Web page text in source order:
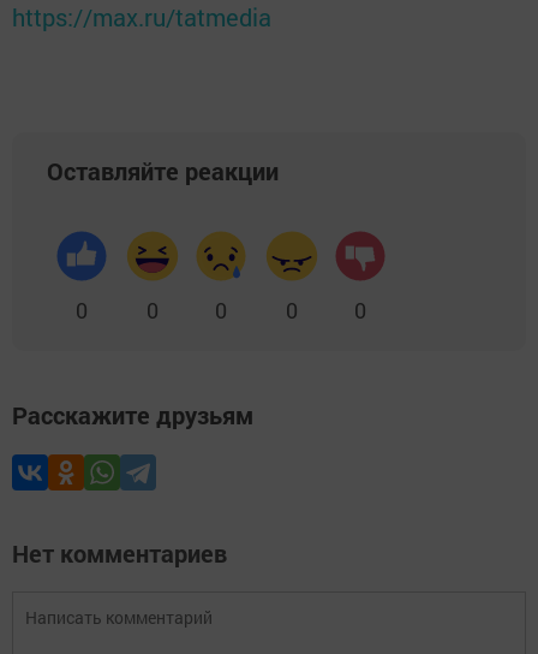
https://max.ru/tatmedia
Оставляйте реакции
0 0 0 0 0
Расскажите друзьям
Нет комментариев